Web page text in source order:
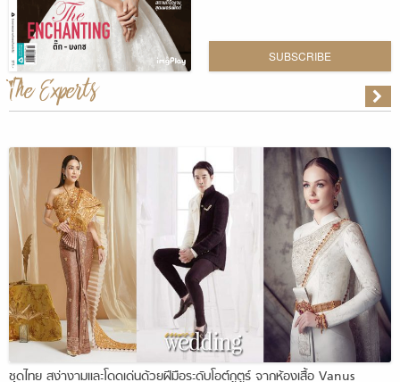
SUBSCRIBE
The Experts
ชุดไทย สง่างามและโดดเด่นด้วยฝีมือระดับโอต์กูตูร์ จากห้องเสื้อ Vanus